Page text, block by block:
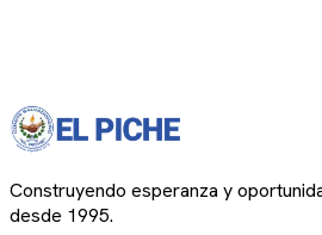
Construyendo esperanza y
desde 1995.